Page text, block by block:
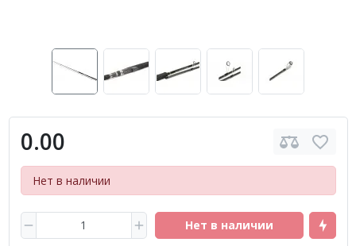
0.00
Нет в наличии
Нет в наличии